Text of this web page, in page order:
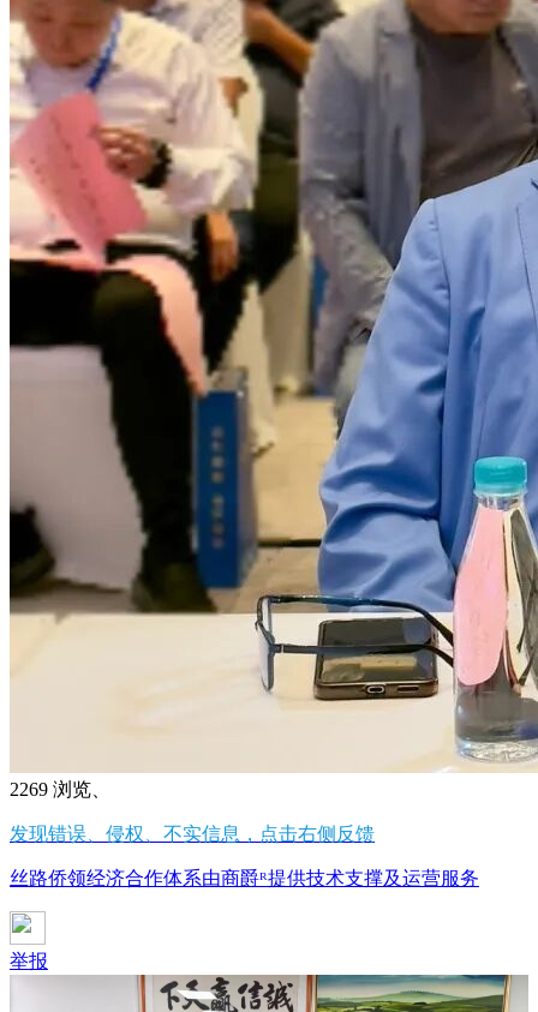
2269 浏览、
发现错误、侵权、不实信息，点击右侧反馈
丝路侨领经济合作体系由商爵ᴿ提供技术支撑及运营服务
举报